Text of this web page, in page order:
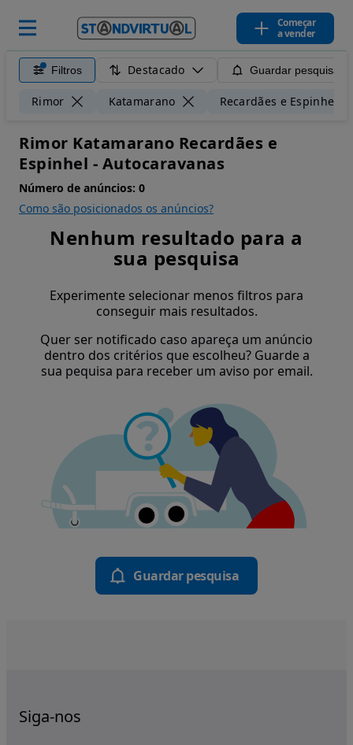
Começar
a vender
Filtros Destacado Guardar pesquisa
Rimor Katamarano Recardães e Espinhel
Rimor Katamarano Recardães e
Espinhel - Autocaravanas
Número de anúncios: 0
Como são posicionados os anúncios?
Nenhum resultado para a
sua pesquisa
Experimente selecionar menos filtros para
conseguir mais resultados.
Quer ser notificado caso apareça um anúncio
dentro dos critérios que escolheu? Guarde a
sua pequisa para receber um aviso por email.
Guardar pesquisa
Siga-nos